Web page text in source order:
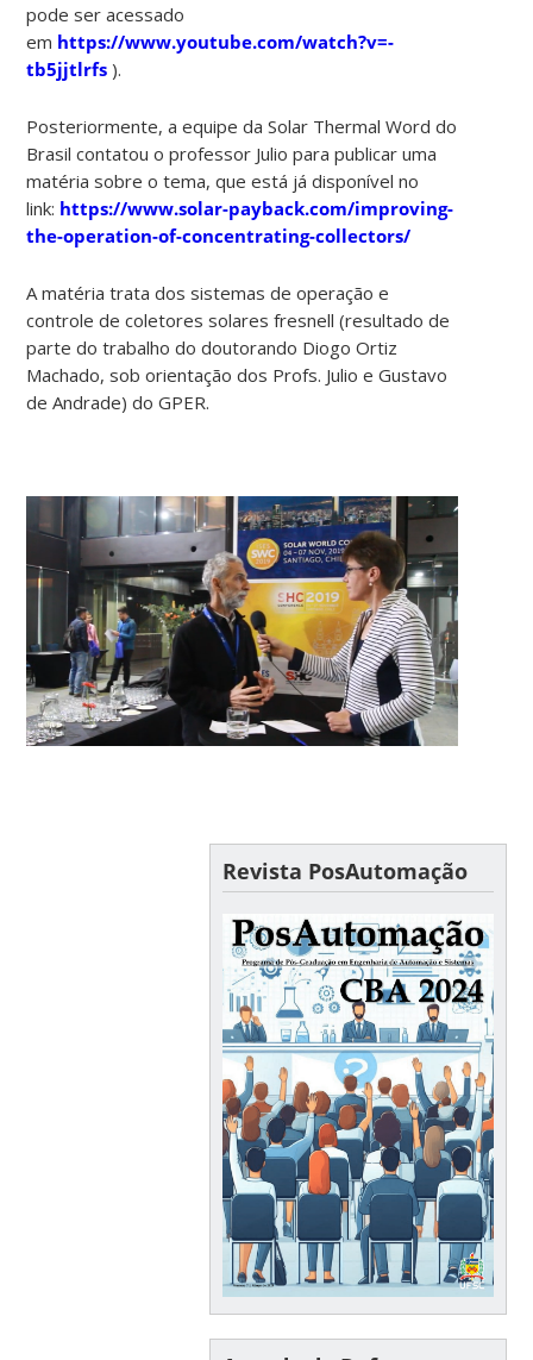
pode ser acessado
em https://www.youtube.com/watch?v=-
tb5jjtlrfs ).
Posteriormente, a equipe da Solar Thermal Word do
Brasil contatou o professor Julio para publicar uma
matéria sobre o tema, que está já disponível no
link: https://www.solar-payback.com/improving-
the-operation-of-concentrating-collectors/
A matéria trata dos sistemas de operação e
controle de coletores solares fresnell (resultado de
parte do trabalho do doutorando Diogo Ortiz
Machado, sob orientação dos Profs. Julio e Gustavo
de Andrade) do GPER.
Revista PosAutomação